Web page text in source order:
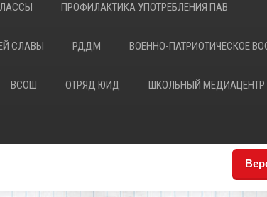
ПРОФИЛАКТИКА УПОТРЕБЛЕНИЯ ПАВ
СЛАВЫ РДДМ ВОЕННО-ПАТРИОТИЧЕСКОЕ
ВСОШ ОТРЯД ЮИД ШКОЛЬНЫЙ МЕДИАЦЕНТР